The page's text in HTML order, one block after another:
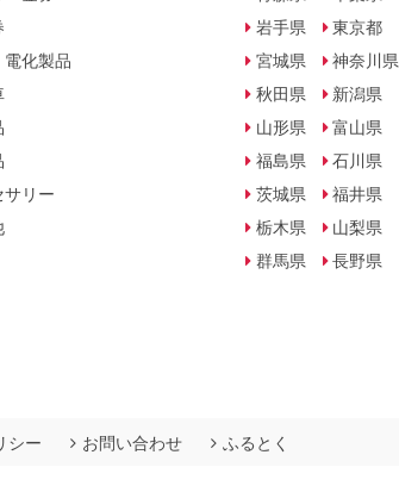
電化製品
サリー
岩手県
宮城県
秋田県
山形県
福島県
茨城県
栃木県
群馬県
東京都
神奈川県
新潟県
富山県
石川県
福井県
山梨県
長野県
シー お問い合わせ ふるとく